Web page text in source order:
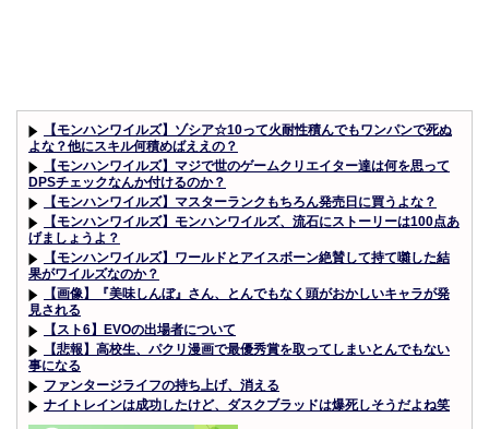
【モンハンワイルズ】ゾシア☆10って火耐性積んでもワンパンで死ぬ
よな？他にスキル何積めばええの？
【モンハンワイルズ】マジで世のゲームクリエイター達は何を思って
DPSチェックなんか付けるのか？
【モンハンワイルズ】マスターランクもちろん発売日に買うよな？
【モンハンワイルズ】モンハンワイルズ、流石にストーリーは100点あ
げましょうよ？
【モンハンワイルズ】ワールドとアイスボーン絶賛して持て囃した結
果がワイルズなのか？
【画像】『美味しんぼ』さん、とんでもなく頭がおかしいキャラが発
見される
【スト6】EVOの出場者について
【悲報】高校生、パクリ漫画で最優秀賞を取ってしまいとんでもない
事になる
ファンタージライフの持ち上げ、消える
ナイトレインは成功したけど、ダスクブラッドは爆死しそうだよね笑